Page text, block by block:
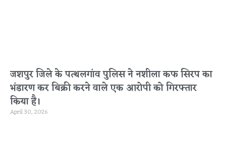
जशपुर जिले के पत्थलगांव पुलिस ने नशीला कफ सिरप का
भंडारण कर बिक्री करने वाले एक आरोपी को गिरफ्तार
किया है।
April 30, 2026